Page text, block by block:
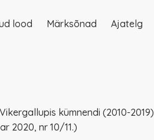
lood Märksõnad Ajatelg
kümnendi (2010-2019)
2020, nr 10/11.)